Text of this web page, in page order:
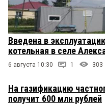
Введена в
котельная в селе
6 августа 10:30 1 303
На газификацию
получит 600 млн рублей